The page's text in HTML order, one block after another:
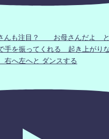
んも注目？ お母さんだよ
手を振ってくれる 起き上がり
へ左へと ダンスする